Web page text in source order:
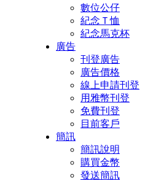
數位公仔
紀念Ｔ恤
紀念馬克杯
廣告
刊登廣告
廣告價格
線上申請刊登
用雅幣刊登
免費刊登
目前客戶
簡訊
簡訊說明
購買金幣
發送簡訊